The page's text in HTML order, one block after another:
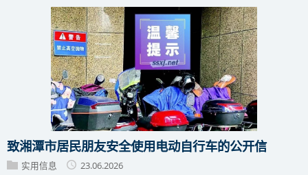
致湘潭市居民朋友安全使用电动自行车的公开信
实用信息 23.06.2026